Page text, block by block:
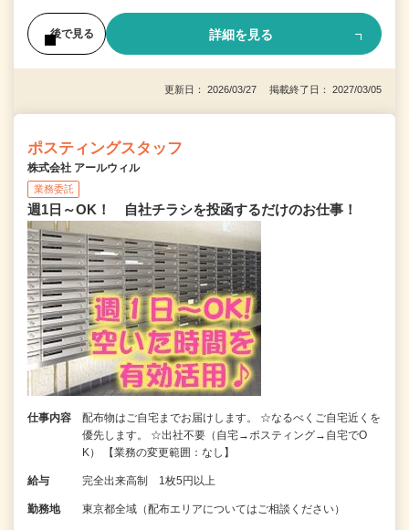
後で見る 詳細を見る
更新日： 2026/03/27 掲載終了日： 2027/03/05
ポスティングスタッフ
株式会社 アールウィル
業務委託
週1日～OK！ 自社チラシを投函するだけのお仕事！
仕事内容
配布物はご自宅までお届けします。 ☆なるべくご自宅近くを
優先します。 ☆出社不要（自宅→ポスティング→自宅でO
K） 【業務の変更範囲：なし】
給与 完全出来高制 1枚5円以上
勤務地 東京都全域（配布エリアについてはご相談ください）